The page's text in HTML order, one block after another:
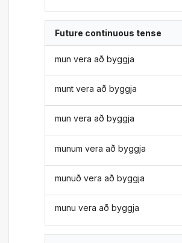
Future continuous tense
mun vera að byggja
munt vera að byggja
mun vera að byggja
munum vera að byggja
munuð vera að byggja
munu vera að byggja